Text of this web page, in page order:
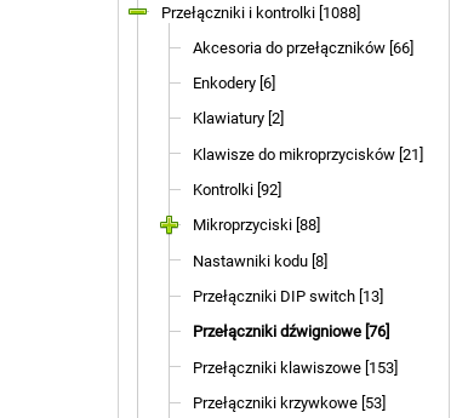
Przełączniki i kontrolki [1088]
Akcesoria do przełączników [66]
Enkodery [6]
Klawiatury [2]
Klawisze do mikroprzycisków [21]
Kontrolki [92]
Mikroprzyciski [88]
Nastawniki kodu [8]
Przełączniki DIP switch [13]
Przełączniki dźwigniowe [76]
Przełączniki klawiszowe [153]
Przełączniki krzywkowe [53]